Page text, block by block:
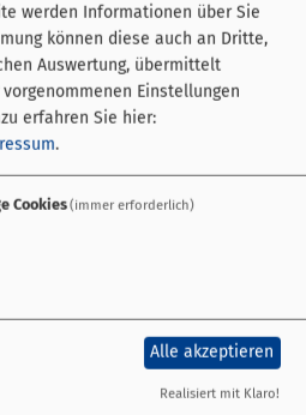
werden Informationen über Sie
können diese auch an Dritte,
Auswertung, übermittelt
Einstellungen
erfahren Sie hier:
.
Cookies(immer erforderlich)
Alle akzeptieren
Realisiert mit Klaro!